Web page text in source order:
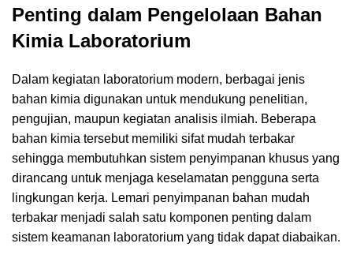
Penting dalam Pengelolaan Bahan
Kimia Laboratorium
Dalam kegiatan laboratorium modern, berbagai jenis
bahan kimia digunakan untuk mendukung penelitian,
pengujian, maupun kegiatan analisis ilmiah. Beberapa
bahan kimia tersebut memiliki sifat mudah terbakar
sehingga membutuhkan sistem penyimpanan khusus yang
dirancang untuk menjaga keselamatan pengguna serta
lingkungan kerja. Lemari penyimpanan bahan mudah
terbakar menjadi salah satu komponen penting dalam
sistem keamanan laboratorium yang tidak dapat diabaikan.